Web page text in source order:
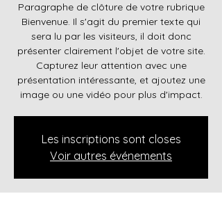
Paragraphe de clôture de votre rubrique
Bienvenue. Il s'agit du premier texte qui
sera lu par les visiteurs, il doit donc
présenter clairement l'objet de votre site.
Capturez leur attention avec une
présentation intéressante, et ajoutez une
image ou une vidéo pour plus d'impact.
Les inscriptions sont closes
Voir autres événements